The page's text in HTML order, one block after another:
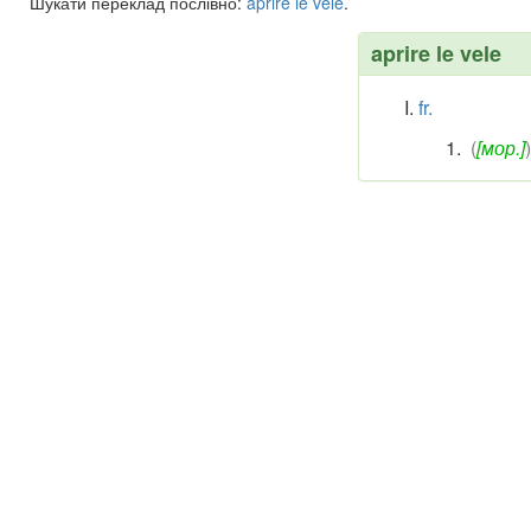
aprire le vele
fr.
([мор.])